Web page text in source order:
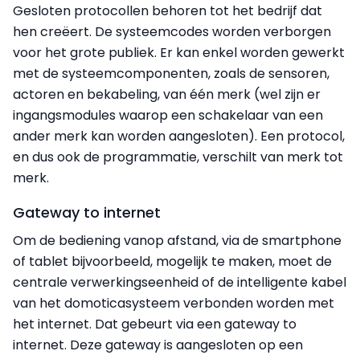
Gesloten protocollen behoren tot het bedrijf dat
hen creëert. De systeemcodes worden verborgen
voor het grote publiek. Er kan enkel worden gewerkt
met de systeemcomponenten, zoals de sensoren,
actoren en bekabeling, van één merk (wel zijn er
ingangsmodules waarop een schakelaar van een
ander merk kan worden aangesloten). Een protocol,
en dus ook de programmatie, verschilt van merk tot
merk.
Gateway to internet
Om de bediening vanop afstand, via de smartphone
of tablet bijvoorbeeld, mogelijk te maken, moet de
centrale verwerkingseenheid of de intelligente kabel
van het domoticasysteem verbonden worden met
het internet. Dat gebeurt via een gateway to
internet. Deze gateway is aangesloten op een